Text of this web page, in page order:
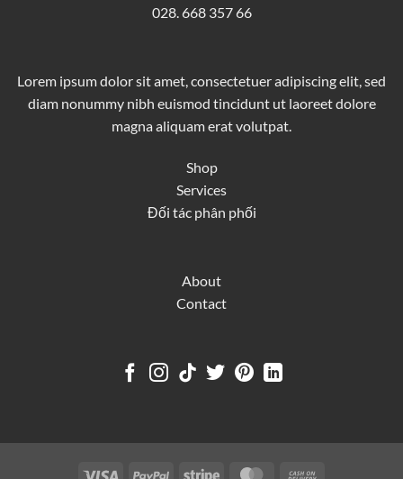
028. 668 357 66
Lorem ipsum dolor sit amet, consectetuer adipiscing elit, sed
diam nonummy nibh euismod tincidunt ut laoreet dolore
magna aliquam erat volutpat.
Shop
Services
Đối tác phân phối
About
Contact
Visa PayPal Stripe MasterCard